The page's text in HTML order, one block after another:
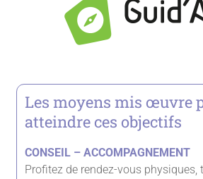
Les moyens mis œuvre
atteindre ces objectifs
CONSEIL – ACCOMPAGNEMENT
Profitez de rendez-vous physiques,